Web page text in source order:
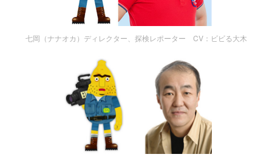
七岡（ナナオカ）ディレクター、探検レポーター CV：ビビる大木